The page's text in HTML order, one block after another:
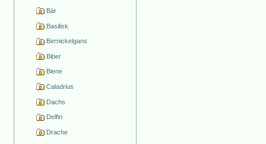
Bär
Basilisk
Bernickelgans
Biber
Biene
Caladrius
Dachs
Delfin
Drache